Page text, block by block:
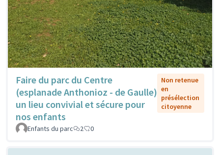
Faire du parc du Centre
(esplanade Anthonioz - de Gaulle)
un lieu convivial et sécure pour
nos enfants
Non retenue
en
présélection
citoyenne
Enfants du parc 2 0